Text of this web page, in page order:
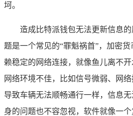
坷。
造成比特派钱包无法更新信息
题是一个常见的“罪魁祸首”，加密
赖稳定的网络连接，就像鱼儿离不
网络环境不佳，比如信号微弱、网
导致车辆无法顺畅通行一样，信息
身的问题也不容忽视，软件就像一